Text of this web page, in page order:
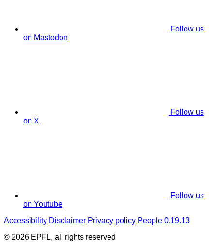
Follow us
on Mastodon
Follow us
on X
Follow us
on Youtube
Accessibility Disclaimer Privacy policy People 0.19.13
© 2026 EPFL, all rights reserved